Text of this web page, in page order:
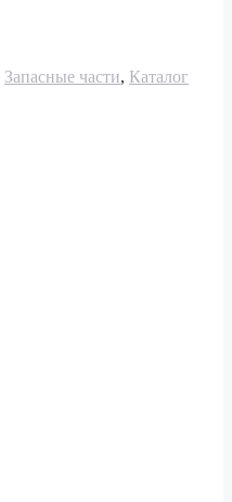
Запасные части, Каталог